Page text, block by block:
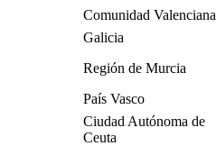
Comunidad Valenciana
Galicia
Región de Murcia
País Vasco
Ciudad Autónoma de
Ceuta